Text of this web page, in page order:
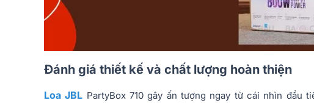
Đánh giá thiết kế và chất lượng hoàn thiện
Loa JBL PartyBox 710 gây ấn tượng ngay từ cái nhìn đầu